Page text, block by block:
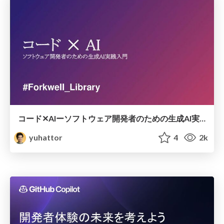
コード✕AIーソフトウェア開発者のための生成AI実践入門~
yuhattor
4 2k